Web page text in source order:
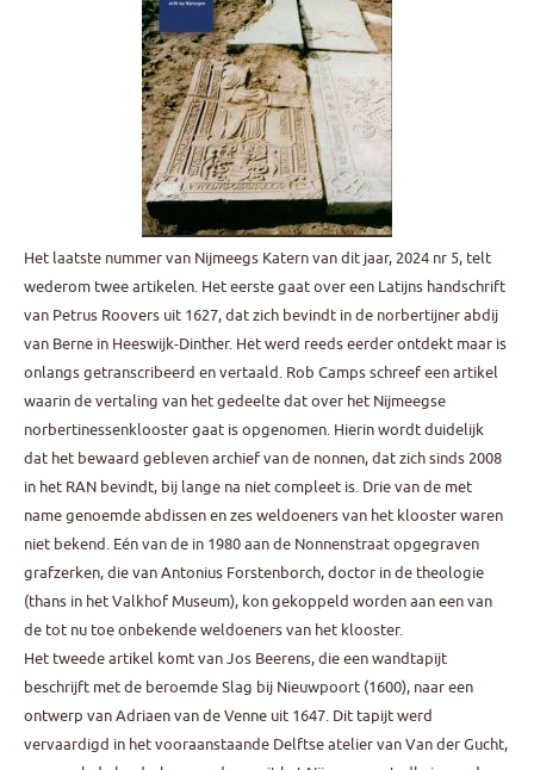
Het laatste nummer van Nijmeegs Katern van dit jaar, 2024 nr 5, telt
wederom twee artikelen. Het eerste gaat over een Latijns handschrift
van Petrus Roovers uit 1627, dat zich bevindt in de norbertijner abdij
van Berne in Heeswijk-Dinther. Het werd reeds eerder ontdekt maar is
onlangs getranscribeerd en vertaald. Rob Camps schreef een artikel
waarin de vertaling van het gedeelte dat over het Nijmeegse
norbertinessenklooster gaat is opgenomen. Hierin wordt duidelijk
dat het bewaard gebleven archief van de nonnen, dat zich sinds 2008
in het RAN bevindt, bij lange na niet compleet is. Drie van de met
name genoemde abdissen en zes weldoeners van het klooster waren
niet bekend. Eén van de in 1980 aan de Nonnenstraat opgegraven
grafzerken, die van Antonius Forstenborch, doctor in de theologie
(thans in het Valkhof Museum), kon gekoppeld worden aan een van
de tot nu toe onbekende weldoeners van het klooster.
Het tweede artikel komt van Jos Beerens, die een wandtapijt
beschrijft met de beroemde Slag bij Nieuwpoort (1600), naar een
ontwerp van Adriaen van de Venne uit 1647. Dit tapijt werd
vervaardigd in het vooraanstaande Delftse atelier van Van der Gucht,